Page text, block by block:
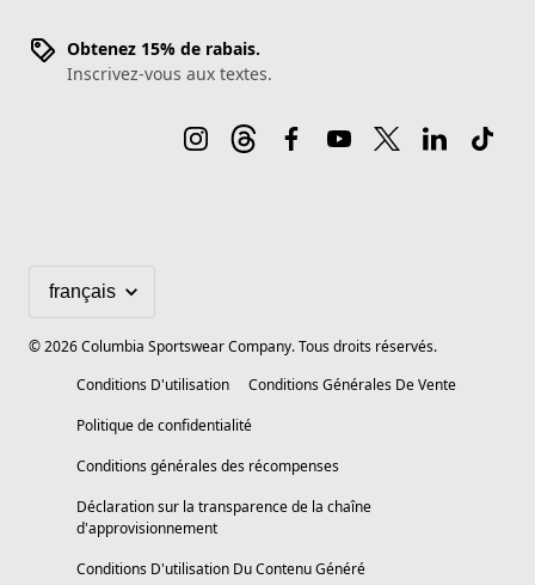
Obtenez 15% de rabais.
Inscrivez-vous aux textes.
©2026Columbia Sportswear Company. Tous droits réservés.
Conditions D'utilisation
Conditions Générales De Vente
Politique de confidentialité
Conditions générales des récompenses
Déclaration sur la transparence de la chaîne
d'approvisionnement
Conditions D'utilisation Du Contenu Généré